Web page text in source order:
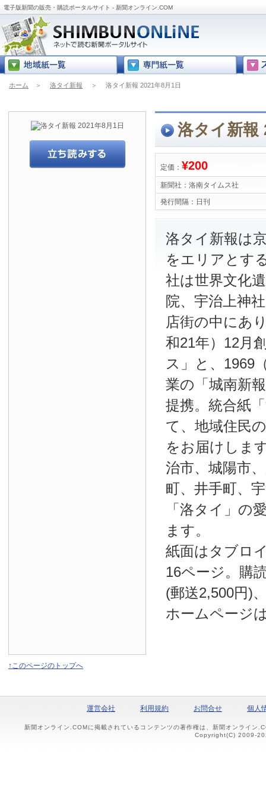
電子版新聞の販売・購読ポータルサイト - 新聞オンライン.COM
ホーム ＞ 洛タイ新報 ＞ 洛タイ新報 2021年8月1日
洛タイ新報
定価： ¥200
新聞社： 洛南タイムス社
発行間隔： 日刊
洛タイ新報は
をエリアとす
社は世界文化
院、宇治上神
店街の中にあ
和21年）12月
ス」と、1969
業の「城南新
提携。統合紙
て、地域住民
をお届けしま
治市、城陽市
町、井手町、
「洛タイ」の
ます。
紙面はタブロ
16ページ。購
(郵送2,500円)
ホームページ
↑このページのトップへ
運営会社 利用規約 お問合せ 個人
新聞オンライン.COMに掲載されているコンテンツの著作権は、新聞オンライン
Copyright(C) 2009-